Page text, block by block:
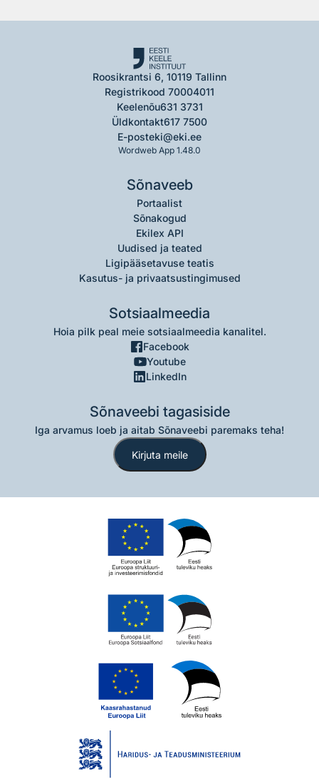
Roosikrantsi 6, 10119 Tallinn
Registrikood 70004011
Keelenõu631 3731
Üldkontakt617 7500
E-posteki@eki.ee
Wordweb App 1.48.0
Sõnaveeb
Portaalist
Sõnakogud
Ekilex API
Uudised ja teated
Ligipääsetavuse teatis
Kasutus- ja privaatsustingimused
Sotsiaalmeedia
Hoia pilk peal meie sotsiaalmeedia kanalitel.
Facebook
Youtube
LinkedIn
Sõnaveebi tagasiside
Iga arvamus loeb ja aitab Sõnaveebi paremaks teha!
Kirjuta meile